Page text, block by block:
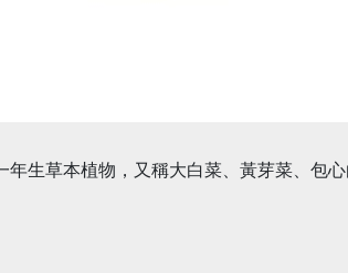
年生草本植物，又稱大白菜、黃芽菜、包